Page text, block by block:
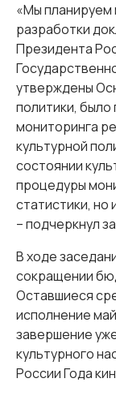
«Мы планируем
разработки
Президента
утверждены
политики,
мониторинга
культурной
состоянии
процедуры
статистики, но
– подчеркнул
В ходе
сокращении
Оставшиеся
исполнение
завершение
культурного
России Года